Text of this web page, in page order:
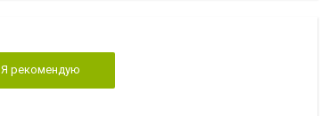
Я рекомендую